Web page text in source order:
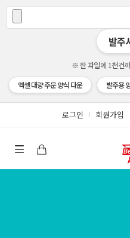
발주
※ 한 파일에 1천건
엑셀 대량 주문 양식 다운
발주용
로그인 회원가입